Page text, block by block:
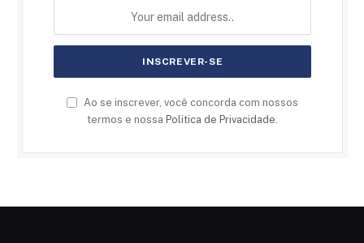
Ao se inscrever, você concorda com nossos
termos e nossa Politica de Privacidade